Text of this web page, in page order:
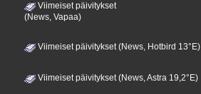
Viimeiset päivitykset
(News, Vapaa)
Viimeiset päivitykset (News, Hotbird 13°E)
Viimeiset päivitykset (News, Astra 19,2°E)